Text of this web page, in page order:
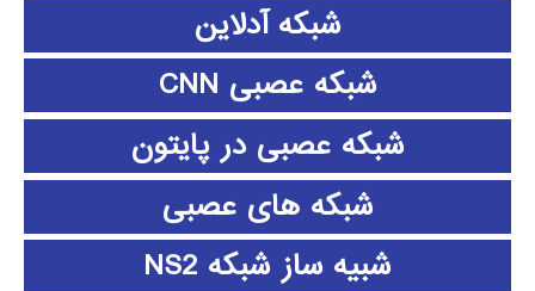
شبکه آدلاین
شبکه عصبی CNN
شبکه عصبی در پایتون
شبکه های عصبی
شبیه ساز شبکه NS2